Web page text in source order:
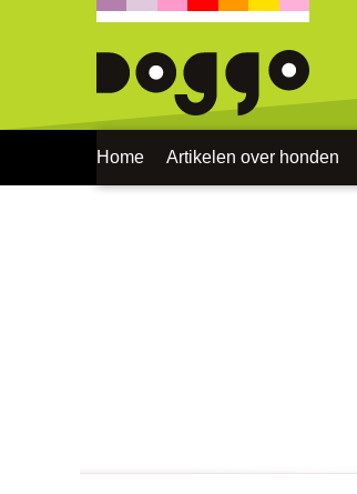
Home Artikelen over honden